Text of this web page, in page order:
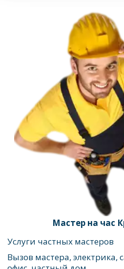
Мастер на час
Услуги частных мастеров
Вызов мастера, электрика,